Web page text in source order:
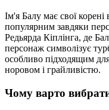
Ім'я Балу має свої корені
популярним завдяки
Редьярда Кіплінга, де
персонаж символізує
особливо підходящим
норовом і грайливістю.
Чому варто